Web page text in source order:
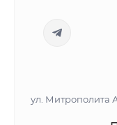
ул. Митрополита